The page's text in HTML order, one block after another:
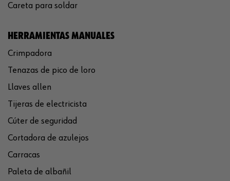
Careta para soldar
HERRAMIENTAS MANUALES
Crimpadora
Tenazas de pico de loro
Llaves allen
Tijeras de electricista
Cúter de seguridad
Cortadora de azulejos
Carracas
Paleta de albañil